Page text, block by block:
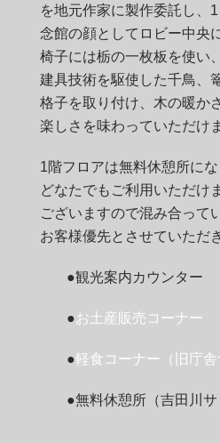
を地元作家に製作委託し、
念館の顔としてロビー中央
椅子には栃の一枚板を使い
建具技術を駆使した千鳥、
格子を取り付け、木の暖か
楽しさを味わっていただけ
1階フロアは無料休憩所にな
どなたでもご利用いただけ
ございますので混み合って
お客様優先とさせていただ
●観光案内カウンター
●お土産販売コーナー
●軽食コーナー（旧庁舎
●無料休憩所（吉田川サ